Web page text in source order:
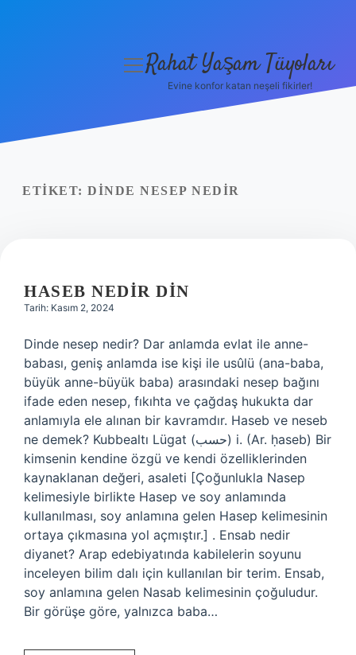
Yasal Uyarı
menüyü
Rahat Yaşam Tüyoları
Evine konfor katan neşeli fikirler!
ETIKET: DINDE NESEP NEDIR
HASEB NEDIR DIN
Tarih: Kasım 2, 2024
Dinde nesep nedir? Dar anlamda evlat ile anne-
babası, geniş anlamda ise kişi ile usûlü (ana-baba,
büyük anne-büyük baba) arasındaki nesep bağını
ifade eden nesep, fıkıhta ve çağdaş hukukta dar
anlamıyla ele alınan bir kavramdır. Haseb ve neseb
ne demek? Kubbealtı Lügat (ﺣﺴﺐ) i. (Ar. ḥaseb) Bir
kimsenin kendine özgü ve kendi özelliklerinden
kaynaklanan değeri, asaleti [Çoğunlukla Nasep
kelimesiyle birlikte Hasep ve soy anlamında
kullanılması, soy anlamına gelen Hasep kelimesinin
ortaya çıkmasına yol açmıştır.] . Ensab nedir
diyanet? Arap edebiyatında kabilelerin soyunu
inceleyen bilim dalı için kullanılan bir terim. Ensab,
soy anlamına gelen Nasab kelimesinin çoğuludur.
Bir görüşe göre, yalnızca baba…